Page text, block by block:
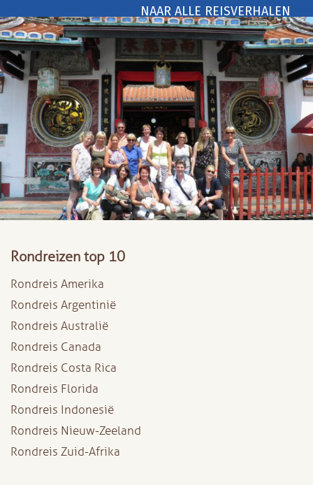
NAAR ALLE REISVERHALEN
Rondreizen top 10
Rondreis Amerika
Rondreis Argentinië
Rondreis Australië
Rondreis Canada
Rondreis Costa Rica
Rondreis Florida
Rondreis Indonesië
Rondreis Nieuw-Zeeland
Rondreis Zuid-Afrika